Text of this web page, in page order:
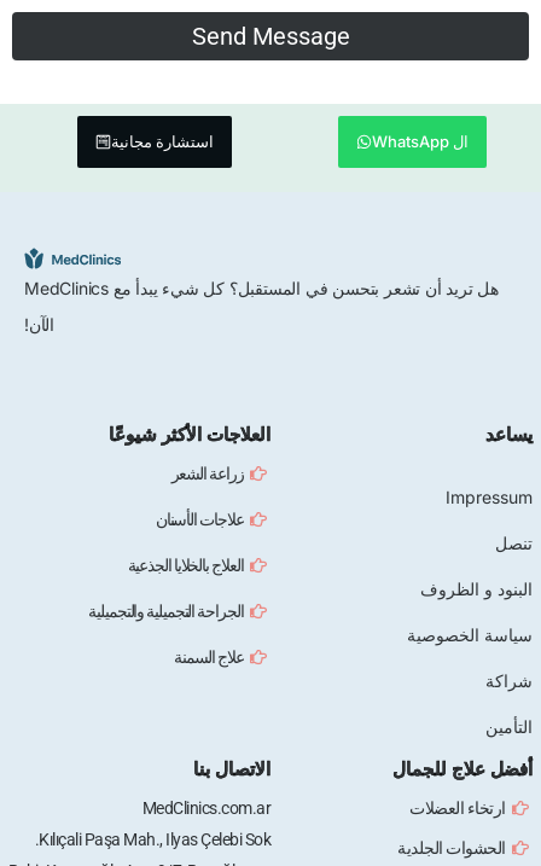
ال WhatsApp استشارة مجانية
هل تريد أن تشعر بتحسن في المستقبل؟ كل شيء يبدأ مع MedClinics
الآن!
يساعد
Impressum
تنصل
البنود و الظروف
سياسة الخصوصية
شراكة
التأمين
العلاجات الأكثر شيوعًا
زراعة الشعر
علاجات الأسنان
العلاج بالخلايا الجذعية
الجراحة التجميلية والتجميلية
علاج السمنة
أفضل علاج للجمال
ارتخاء العضلات
الحشوات الجلدية
الاتصال بنا
MedClinics.com.ar
Kılıçali Paşa Mah., Ilyas Çelebi Sok.